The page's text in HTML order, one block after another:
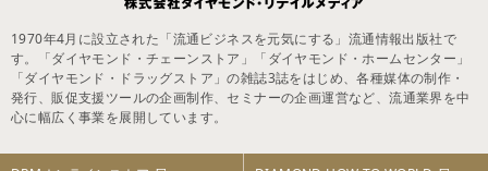
1970年4月に設立された「流通ビジネスを元気にする」流通情報出版社で
す。「ダイヤモンド・チェーンストア」「ダイヤモンド・ホームセンター」
「ダイヤモンド・ドラッグストア」の雑誌3誌をはじめ、各種媒体の制作・
発行、販促支援ツールの企画制作、セミナーの企画運営など、流通業界を中
心に幅広く事業を展開しています。